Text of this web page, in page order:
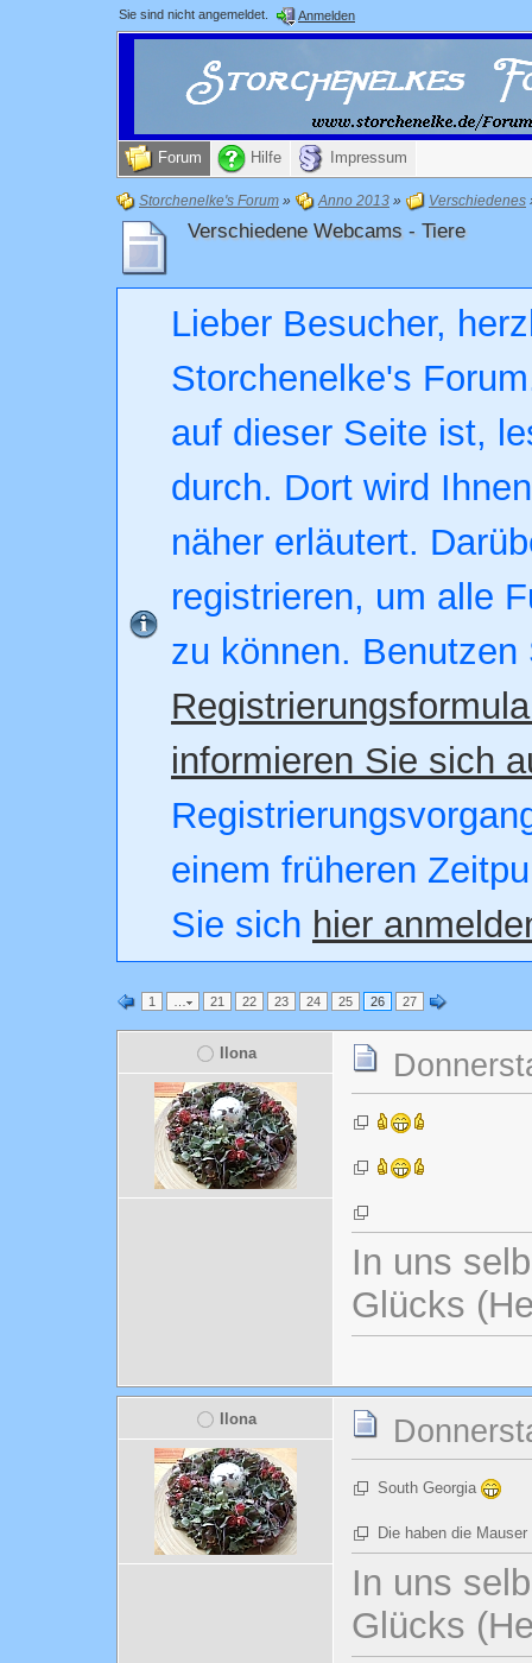
Sie sind nicht angemeldet. Anmelden
Forum Hilfe Impressum
Storchenelke's Forum » Anno 2013 » Verschiedenes
Verschiedene Webcams - Tiere
Lieber Besucher,
Storchenelke's
auf dieser Seite ist,
durch. Dort wird
näher erläutert.
registrieren, um alle
zu können. Benutzen
informieren Sie sich
einem früheren
Sie sich hier
1 … 21 22 23 24 25 26 27
Ilona
In uns
Glücks
Ilona
South Georgia
Die haben die Mauser
In uns
Glücks